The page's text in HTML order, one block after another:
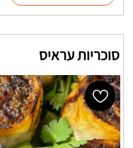
סוכריות עראיס